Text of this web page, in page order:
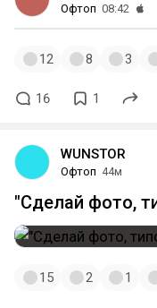
Офтоп 08:42
12 8 3
16 1
WUNSTOR
Офтоп 44м
"Сделай фото,
15 2 1